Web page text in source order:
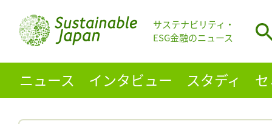
サステナビリティ・
ESG金融のニュース
ニュース インタビュー スタディ